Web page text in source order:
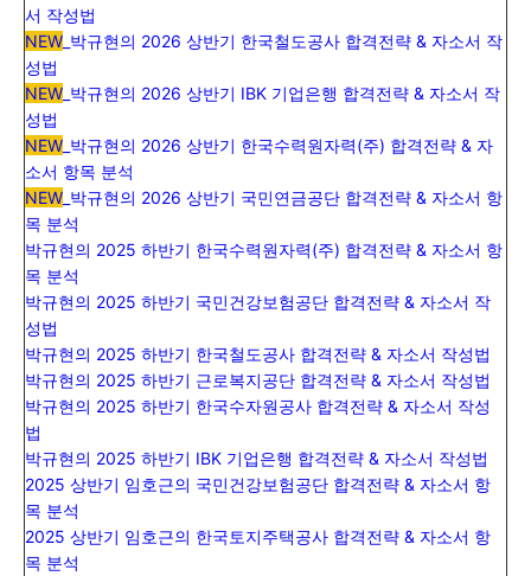
서 작성법
NEW 박규현의 2026 상반기 한국철도공사 합격전략 & 자소서 작
성법
NEW 박규현의 2026 상반기 IBK 기업은행 합격전략 & 자소서 작
성법
NEW 박규현의 2026 상반기 한국수력원자력(주) 합격전략 & 자
소서 항목 분석
NEW _박규현의 2026 상반기 국민연금공단 합격전략 & 자소서 항
목 분석
박규현의 2025 하반기 한국수력원자력(주) 합격전략 & 자소서 항
목 분석
박규현의 2025 하반기 국민건강보험공단 합격전략 & 자소서 작
성법
박규현의 2025 하반기 한국철도공사 합격전략 & 자소서 작성법
박규현의 2025 하반기 근로복지공단 합격전략 & 자소서 작성법
박규현의 2025 하반기 한국수자원공사 합격전략 & 자소서 작성
법
박규현의 2025 하반기 IBK 기업은행 합격전략 & 자소서 작성법
2025 상반기 임호근의 국민건강보험공단 합격전략 & 자소서 항
목 분석
2025 상반기 임호근의 한국토지주택공사 합격전략 & 자소서 항
목 분석